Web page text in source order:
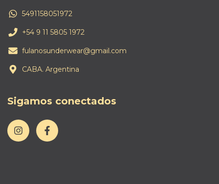
5491158051972
+54 9 11 5805 1972
fulanosunderwear@gmail.com
CABA. Argentina
Sigamos conectados